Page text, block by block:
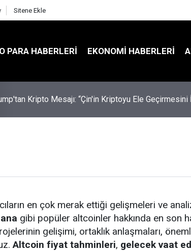
Sitene Ekle
PARA HABERLERI EKONOMI HABERLERI
Kritik Oylama: Yeni Teklif SOL Arzını Sert
en çok merak ettiği gelişmeleri ve
gibi popüler altcoinler hakkında en son
gelişimi, ortaklık anlaşmaları,
Altcoin fiyat tahminleri, gelecek vaat